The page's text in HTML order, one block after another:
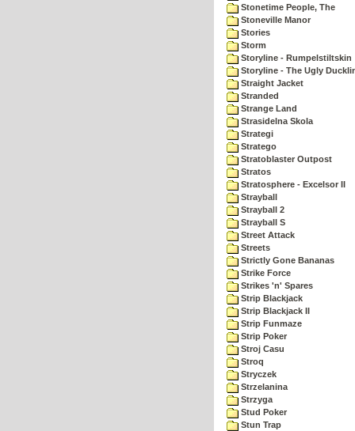
Stonetime People, The
Stoneville Manor
Stories
Storm
Storyline - Rumpelstiltskin
Storyline - The Ugly
Straight Jacket
Stranded
Strange Land
Strasidelna Skola
Strategi
Stratego
Stratoblaster Outpost
Stratos
Stratosphere - Excelsor II
Strayball
Strayball 2
Strayball S
Street Attack
Streets
Strictly Gone Bananas
Strike Force
Strikes 'n' Spares
Strip Blackjack
Strip Blackjack II
Strip Funmaze
Strip Poker
Stroj Casu
Stroq
Stryczek
Strzelanina
Strzyga
Stud Poker
Stun Trap